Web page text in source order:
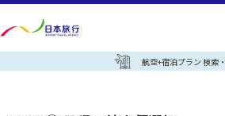
航空+宿泊プラン 検索